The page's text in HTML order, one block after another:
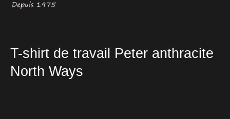
T-shirt de travail Peter anthracite
North Ways